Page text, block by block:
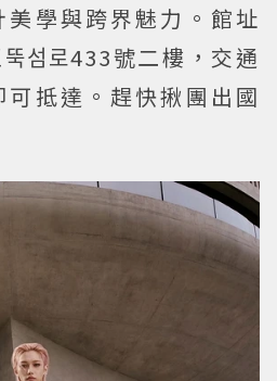
學與跨界魅力。館址
섬로433號二樓，交通
抵達。趕快揪團出國